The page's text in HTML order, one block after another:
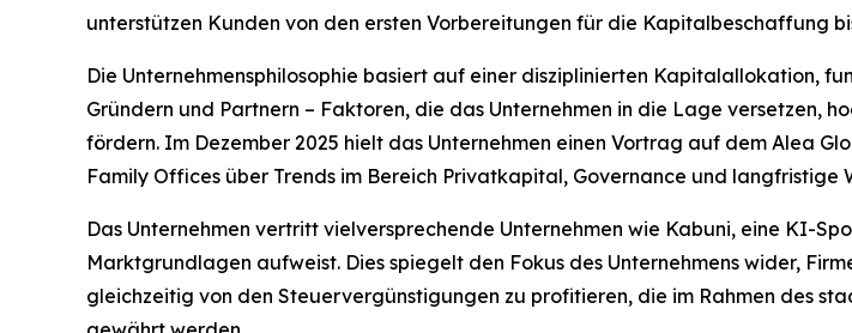
unterstützen Kunden von den ersten Vorbereitungen für die Kapitalbeschaffung
Die Unternehmensphilosophie basiert auf einer disziplinierten Kapitalallokation,
Gründern und Partnern – Faktoren, die das Unternehmen in die Lage versetzen,
fördern. Im Dezember 2025 hielt das Unternehmen einen Vortrag auf dem Alea
Family Offices über Trends im Bereich Privatkapital, Governance und langfristige
Das Unternehmen vertritt vielversprechende Unternehmen wie Kabuni, eine KI-
Marktgrundlagen aufweist. Dies spiegelt den Fokus des Unternehmens wider,
gleichzeitig von den Steuervergünstigungen zu profitieren, die im Rahmen des